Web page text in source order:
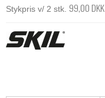
Stykpris v/ 2 stk. 99,00 DKK